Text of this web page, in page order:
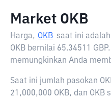
Market OKB
Harga, OKB saat ini adalah
OKB bernilai 65.34511
memungkinkan Anda
Saat ini jumlah pasokan
21,000,000 OKB, dan